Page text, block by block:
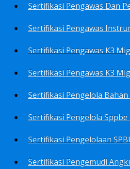
Sertifikasi Pengawas K3
Sertifikasi Pengawas K3
Sertifikasi Pengelola Bahan
Sertifikasi Pengelola Sppbe
Sertifikasi Pengelolaan